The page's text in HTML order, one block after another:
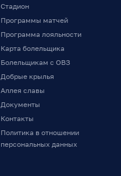
Стадион
Программы матчей
Программа лояльности
Карта болельщика
Болельщикам с ОВЗ
Добрые крылья
Аллея славы
Документы
Контакты
Политика в отношении
персональных данных